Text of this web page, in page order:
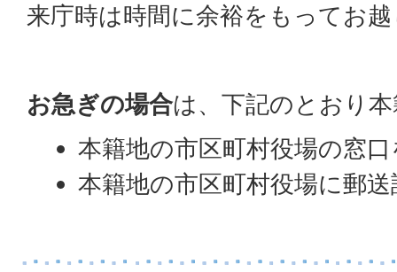
来庁時は時間に余裕をもってお
お急ぎの場合は、下記のとおり
本籍地の市区町村役場の窓
本籍地の市区町村役場に郵